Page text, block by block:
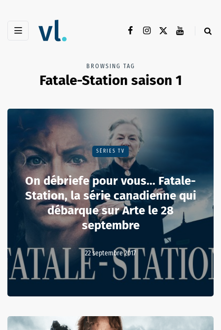
BROWSING TAG
Fatale-Station saison 1
SÉRIES TV
On débriefe pour vous... Fatale-
Station, la série canadienne qui
débarque sur Arte le 28
septembre
22 septembre 2017